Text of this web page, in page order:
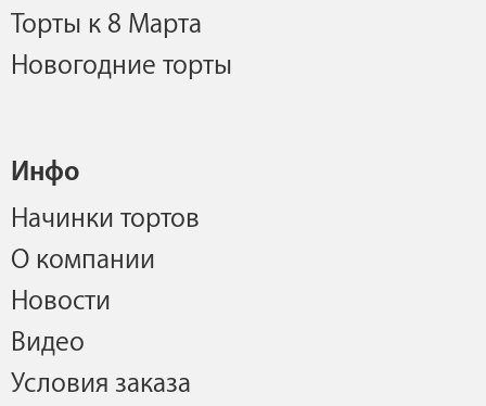
Торты к 8 Марта
Новогодние торты
Инфо
Начинки тортов
О компании
Новости
Видео
Условия заказа